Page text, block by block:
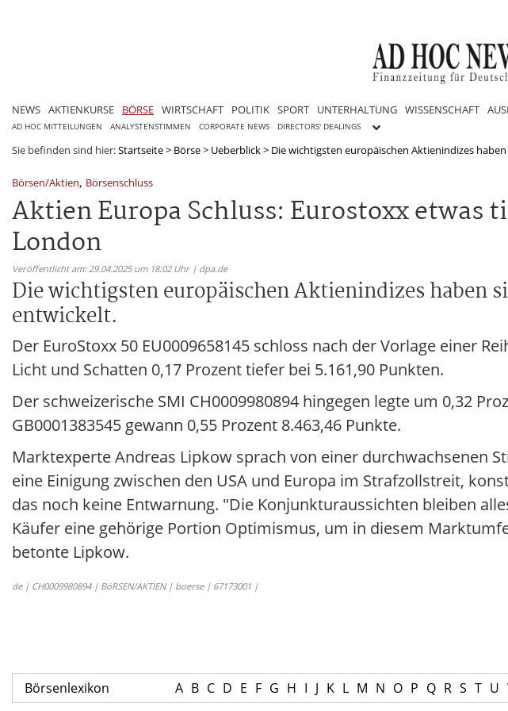
NEWS AKTIENKURSE BÖRSE WIRTSCHAFT POLITIK SPORT UNTERHALTUNG WISSENSCHAFT
AD HOC MITTEILUNGEN ANALYSTENSTIMMEN CORPORATE NEWS DIRECTORS' DEALINGS
Sie befinden sind hier:Startseite> Börse> Ueberblick> Die wichtigsten europäischen Aktienindizes haben
Börsen/Aktien, Börsenschluss
Aktien Europa Schluss: Eurostoxx etwas
London
Veröffentlicht am: 29.04.2025 um 18:02 Uhr | dpa.de
Die wichtigsten europäischen Aktienindizes haben
entwickelt.
Der EuroStoxx 50 EU0009658145 schloss nach der Vorlage einer
Licht und Schatten 0,17 Prozent tiefer bei 5.161,90 Punkten.
Der schweizerische SMI CH0009980894 hingegen legte um 0,32
GB0001383545 gewann 0,55 Prozent 8.463,46 Punkte.
Marktexperte Andreas Lipkow sprach von einer durchwachsenen
eine Einigung zwischen den USA und Europa im Strafzollstreit,
das noch keine Entwarnung. "Die Konjunkturaussichten bleiben
Käufer eine gehörige Portion Optimismus, um in diesem
betonte Lipkow.
de | CH0009980894 | BöRSEN/AKTIEN | boerse | 67173001 |
Börsenlexikon A B C D E F G H I J K L M N O P Q R S T U